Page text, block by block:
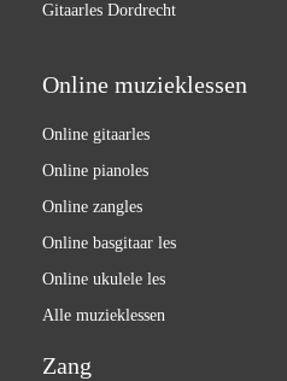
Gitaarles Dordrecht
Online muzieklessen
Online gitaarles
Online pianoles
Online zangles
Online basgitaar les
Online ukulele les
Alle muzieklessen
Zang